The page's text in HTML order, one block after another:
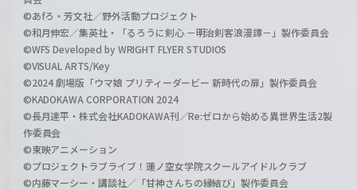
©あfろ・芳文社／野外活動プロジェクト
©和月伸宏／集英社・「るろうに剣心 －明治剣客浪漫譚－」製作委員会
©WFS Developed by WRIGHT FLYER STUDIOS
©VISUAL ARTS/Key
©2024 劇場版「ウマ娘 プリティーダービー 新時代の扉」製作委員会
©KADOKAWA CORPORATION 2024
©長月達平・株式会社KADOKAWA刊／Re:ゼロから始める異世界生活2製
作委員会
©東映アニメーション
©プロジェクトラブライブ！蓮ノ空女学院スクールアイドルクラブ
©内藤マーシー・講談社／「甘神さんちの縁結び」製作委員会